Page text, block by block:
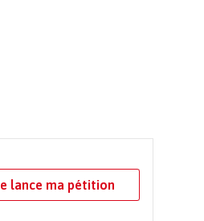
lance ma pétition